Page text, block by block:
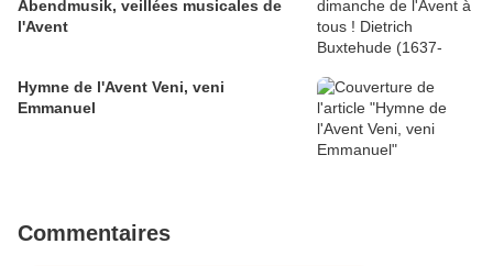
Abendmusik, veillées musicales de
l'Avent
Hymne de l'Avent Veni, veni
Emmanuel
Commentaires